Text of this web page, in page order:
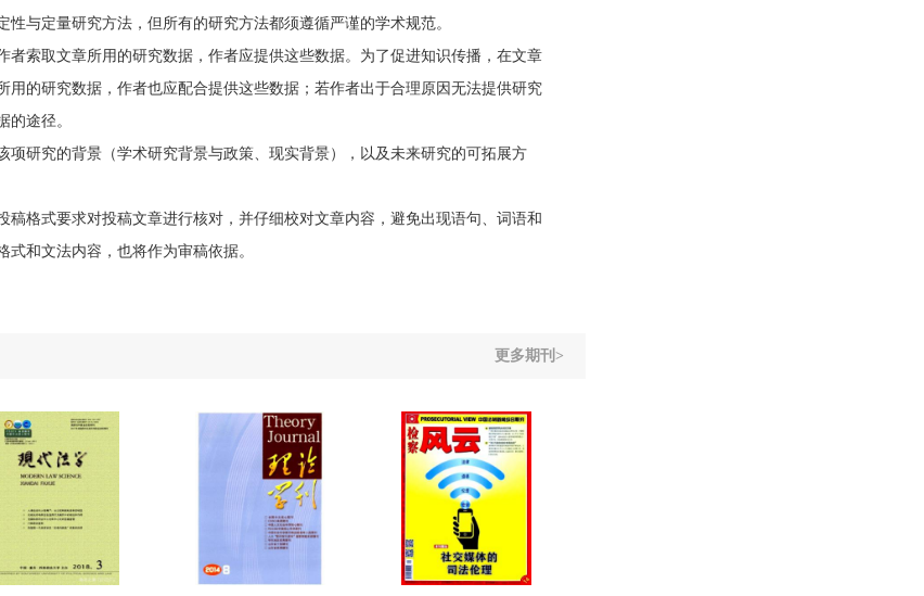
性与定量研究方法，但所有的研究方法都须遵循严谨的学术规范。
者索取文章所用的研究数据，作者应提供这些数据。为了促进知识传播，在文章
用的研究数据，作者也应配合提供这些数据；若作者出于合理原因无法提供研究
的途径。
项研究的背景（学术研究背景与政策、现实背景），以及未来研究的可拓展方
稿格式要求对投稿文章进行核对，并仔细校对文章内容，避免出现语句、词语和
和文法内容，也将作为审稿依据。
更多期刊>